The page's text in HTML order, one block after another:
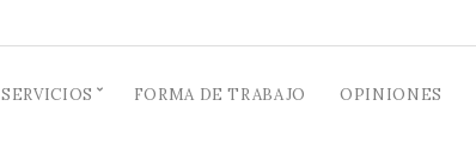
SERVICIOS FORMA DE TRABAJO OPINIONES